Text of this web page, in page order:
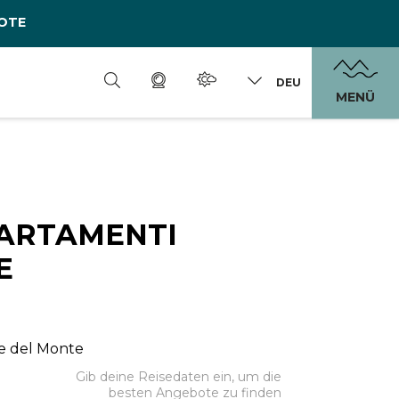
DEU
MENÜ
del Monte
Gib deine Reisedaten ein, um die
besten Angebote zu finden